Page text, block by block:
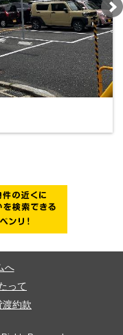
へ
って
渡約款